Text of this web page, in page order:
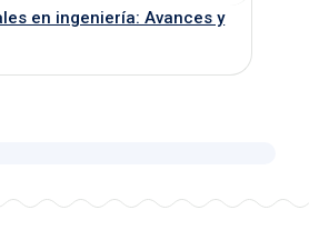
en ingeniería: Avances y